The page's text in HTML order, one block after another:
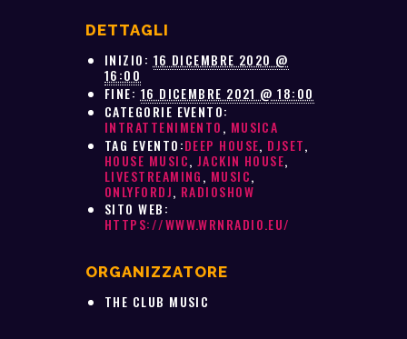
DETTAGLI
INIZIO: 16 DICEMBRE 2020 @
16:00
FINE: 16 DICEMBRE 2021 @ 18:00
CATEGORIE EVENTO:
INTRATTENIMENTO, MUSICA
TAG EVENTO:DEEP HOUSE, DJSET,
HOUSE MUSIC, JACKIN HOUSE,
LIVESTREAMING, MUSIC,
ONLYFORDJ, RADIOSHOW
SITO WEB:
HTTPS://WWW.WRNRADIO.EU/
ORGANIZZATORE
THE CLUB MUSIC